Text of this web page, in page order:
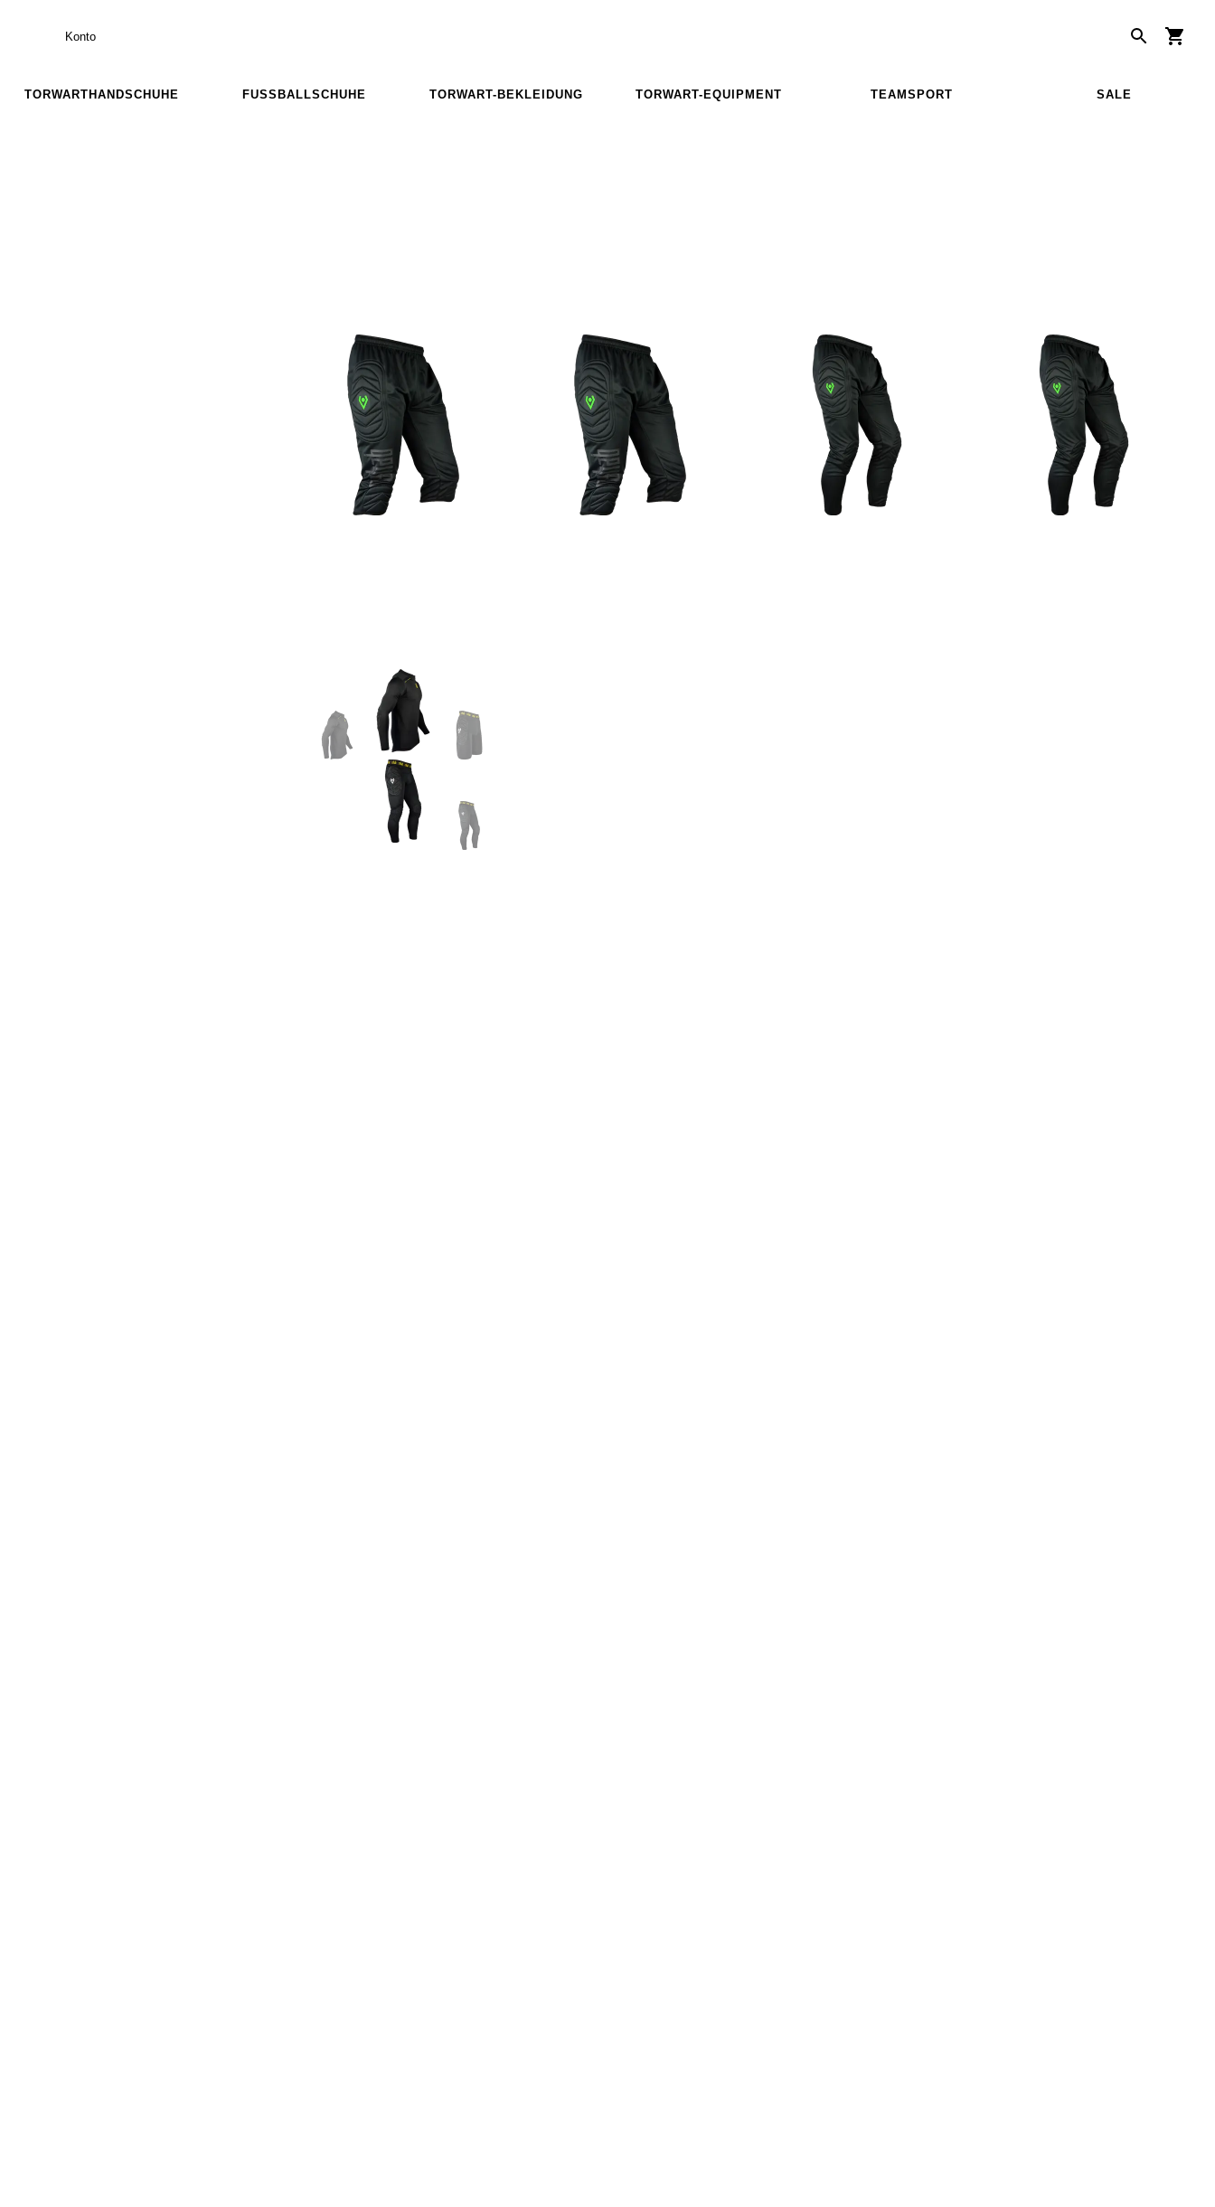
Konto
TORWARTHANDSCHUHE FUSSBALLSCHUHE TORWART-BEKLEIDUNG TORWART-EQUIPMENT TEAMSPORT SALE